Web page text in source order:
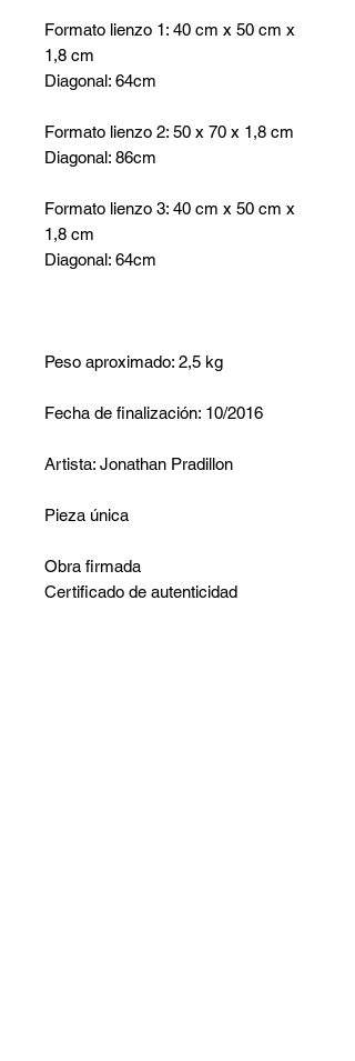
Formato lienzo 1: 40 cm x 50 cm x
1,8 cm
Diagonal: 64cm
Formato lienzo 2: 50 x 70 x 1,8 cm
Diagonal: 86cm
Formato lienzo 3: 40 cm x 50 cm x
1,8 cm
Diagonal: 64cm
Peso aproximado: 2,5 kg
Fecha de finalización: 10/2016
Artista: Jonathan Pradillon
Pieza única
Obra firmada
Certificado de autenticidad